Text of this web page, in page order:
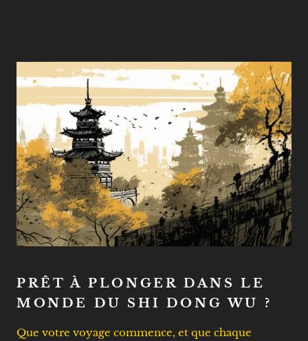
PRÊT À PLONGER DANS LE
MONDE DU SHI DONG WU ?
Que votre voyage commence, et que chaque